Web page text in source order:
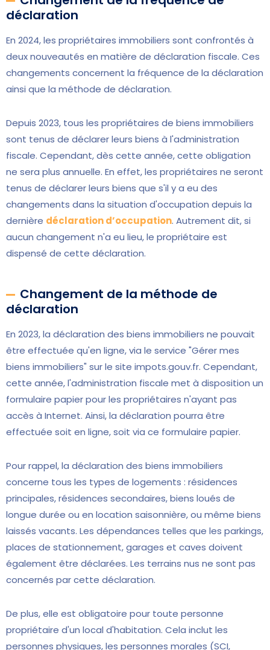
déclaration
En 2024, les propriétaires immobiliers sont confrontés à
deux nouveautés en matière de déclaration fiscale. Ces
changements concernent la fréquence de la déclaration
ainsi que la méthode de déclaration.
Depuis 2023, tous les propriétaires de biens immobiliers
sont tenus de déclarer leurs biens à l'administration
fiscale. Cependant, dès cette année, cette obligation
ne sera plus annuelle. En effet, les propriétaires ne seront
tenus de déclarer leurs biens que s'il y a eu des
changements dans la situation d'occupation depuis la
dernière déclaration d’occupation. Autrement dit, si
aucun changement n'a eu lieu, le propriétaire est
dispensé de cette déclaration.
Changement de la méthode de
déclaration
En 2023, la déclaration des biens immobiliers ne pouvait
être effectuée qu'en ligne, via le service "Gérer mes
biens immobiliers" sur le site impots.gouv.fr. Cependant,
cette année, l'administration fiscale met à disposition un
formulaire papier pour les propriétaires n'ayant pas
accès à Internet. Ainsi, la déclaration pourra être
effectuée soit en ligne, soit via ce formulaire papier.
Pour rappel, la déclaration des biens immobiliers
concerne tous les types de logements : résidences
principales, résidences secondaires, biens loués de
longue durée ou en location saisonnière, ou même biens
laissés vacants. Les dépendances telles que les parkings,
places de stationnement, garages et caves doivent
également être déclarées. Les terrains nus ne sont pas
concernés par cette déclaration.
De plus, elle est obligatoire pour toute personne
propriétaire d'un local d'habitation. Cela inclut les
personnes physiques, les personnes morales (SCI,